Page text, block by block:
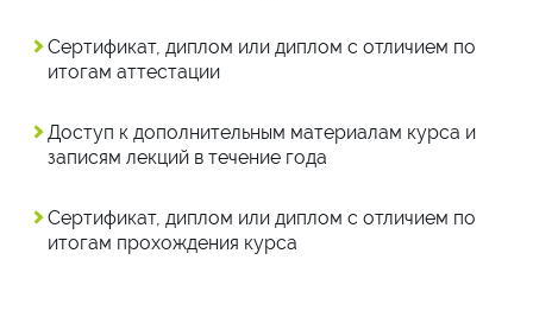
Сертификат, диплом или диплом с отличием по
итогам аттестации
Доступ к дополнительным материалам курса и
записям лекций в течение года
Сертификат, диплом или диплом с отличием по
итогам прохождения курса